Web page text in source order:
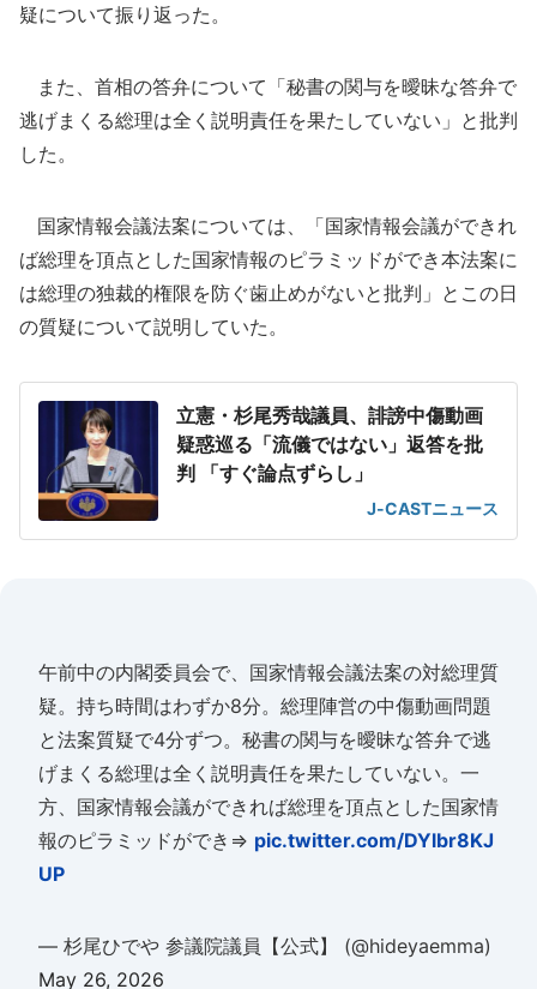
疑について振り返った。
また、首相の答弁について「秘書の関与を曖昧な答弁で
逃げまくる総理は全く説明責任を果たしていない」と批判
した。
国家情報会議法案については、「国家情報会議ができれ
ば総理を頂点とした国家情報のピラミッドができ本法案に
は総理の独裁的権限を防ぐ歯止めがないと批判」とこの日
の質疑について説明していた。
立憲・杉尾秀哉議員、誹謗中傷動画
疑惑巡る「流儀ではない」返答を批
判 「すぐ論点ずらし」
J-CASTニュース
午前中の内閣委員会で、国家情報会議法案の対総理質
疑。持ち時間はわずか8分。総理陣営の中傷動画問題
と法案質疑で4分ずつ。秘書の関与を曖昧な答弁で逃
げまくる総理は全く説明責任を果たしていない。一
方、国家情報会議ができれば総理を頂点とした国家情
報のピラミッドができ⇒ pic.twitter.com/DYlbr8KJ
UP
— 杉尾ひでや 参議院議員【公式】 (@hideyaemma)
May 26, 2026